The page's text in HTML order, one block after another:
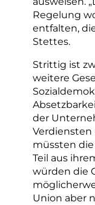
Regelung
entfalten,
Stettes.
Strittig ist
weitere
der
Verdiensten
müssten
Teil aus
würden die
Union aber